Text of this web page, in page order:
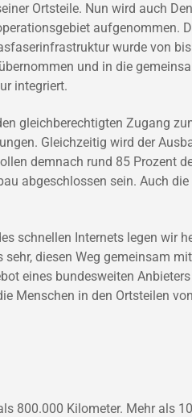
Ortsteile. Nun wird auch
aufgenommen.
wurde von
und in die
integriert.
gleichberechtigten Zugang
Gleichzeitig wird der
demnach rund 85 Prozent
abgeschlossen sein. Auch die
schnellen Internets legen wir
diesen Weg gemeinsam
eines bundesweiten Anbieters
Menschen in den Ortsteilen von
800.000 Kilometer. Mehr als